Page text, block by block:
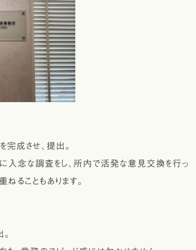
成させ、提出。
入念な調査をし、所内で活発な意見交換を行っ
ることもあります。